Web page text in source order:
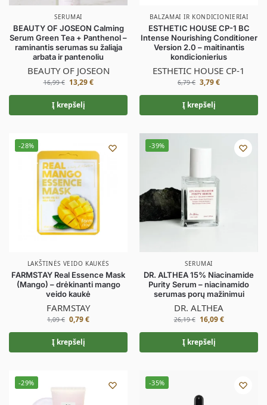
SERUMAI
BEAUTY OF JOSEON Calming
Serum Green Tea + Panthenol –
raminantis serumas su žaliąja
arbata ir pantenoliu
BEAUTY OF JOSEON
16,99€ 13,29€
Į krepšelį
BALZAMAI IR KONDICIONIERIAI
ESTHETIC HOUSE CP-1 BC
Intense Nourishing Conditioner
Version 2.0 – maitinantis
kondicionierius
ESTHETIC HOUSE CP-1
6,79€ 3,79€
Į krepšelį
-28%
LAKŠTINĖS VEIDO KAUKĖS
FARMSTAY Real Essence Mask
(Mango) – drėkinanti mango
veido kaukė
FARMSTAY
1,09€ 0,79€
Į krepšelį
-39%
SERUMAI
DR. ALTHEA 15% Niacinamide
Purity Serum – niacinamido
serumas porų mažinimui
DR. ALTHEA
26,19€ 16,09€
Į krepšelį
-29% -35%